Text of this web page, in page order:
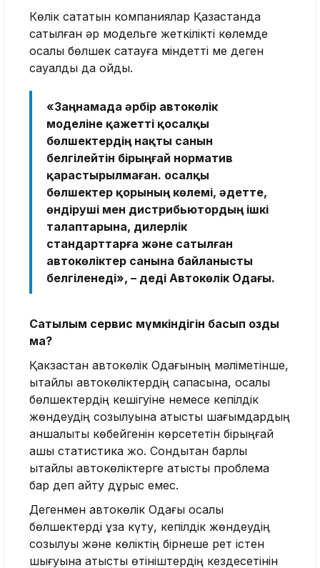
Көлік сататын компаниялар Қазақстанда
сатылған әр модельге жеткілікті көлемде
қосалқы бөлшек сақтауға міндетті ме деген
сауалды да қойдық.
«Заңнамада әрбір автокөлік
моделіне қажетті қосалқы
бөлшектердің нақты санын
белгілейтін бірыңғай норматив
қарастырылмаған. Қосалқы
бөлшектер қорының көлемі, әдетте,
өндіруші мен дистрибьютордың ішкі
талаптарына, дилерлік
стандарттарға және сатылған
автокөліктер санына байланысты
белгіленеді», – деді Автокөлік Одағы.
Сатылым сервис мүмкіндігін басып озды
ма?
Қакзақстан автокөлік Одағының мәліметінше,
қытайлық автокөліктердің сапасына, қосалқы
бөлшектердің кешігуіне немесе кепілдік
жөндеудің созылуына қатысты шағымдардың
қаншалықты көбейгенін көрсететін бірыңғай
ашық статистика жоқ. Сондықтан барлық
қытайлық автокөліктерге қатысты проблема
бар деп айту дұрыс емес.
Дегенмен автокөлік Одағы қосалқы
бөлшектерді ұзақ күту, кепілдік жөндеудің
созылуы және көліктің бірнеше рет істен
шығуына қатысты өтініштердің кездесетінін